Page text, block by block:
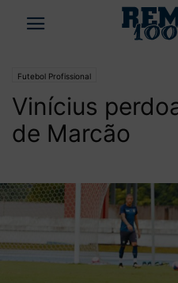
Futebol Profissional
Vinícius
de Marcão